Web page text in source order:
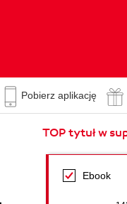
Pobierz aplikację
TOP tytuł w
Ebook